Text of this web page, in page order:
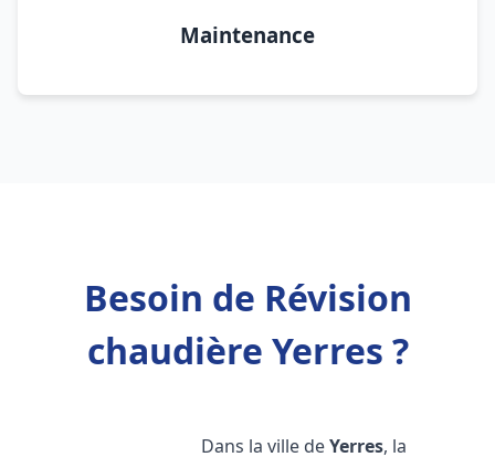
Maintenance
Besoin de Révision
chaudière Yerres ?
Dans la ville deYerres, la